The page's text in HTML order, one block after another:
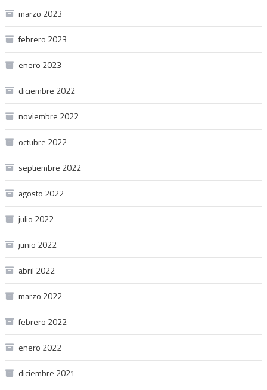
marzo 2023
febrero 2023
enero 2023
diciembre 2022
noviembre 2022
octubre 2022
septiembre 2022
agosto 2022
julio 2022
junio 2022
abril 2022
marzo 2022
febrero 2022
enero 2022
diciembre 2021